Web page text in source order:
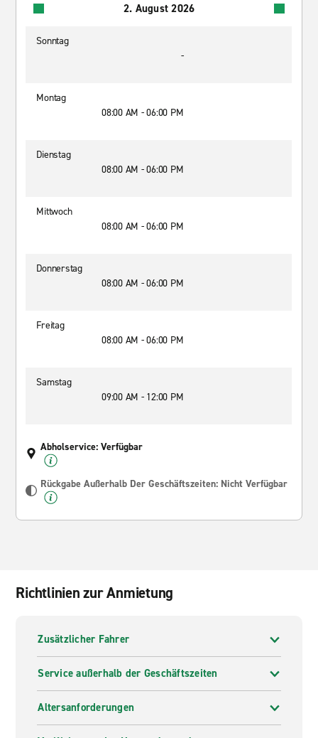
2. August 2026
Sonntag
-
Montag
08:00 AM - 06:00 PM
Dienstag
08:00 AM - 06:00 PM
Mittwoch
08:00 AM - 06:00 PM
Donnerstag
08:00 AM - 06:00 PM
Freitag
08:00 AM - 06:00 PM
Samstag
09:00 AM - 12:00 PM
Abholservice: Verfügbar
Rückgabe Außerhalb Der Geschäftszeiten: Nicht Verfügbar
Richtlinien zur Anmietung
Zusätzlicher Fahrer
Service außerhalb der Geschäftszeiten
Altersanforderungen